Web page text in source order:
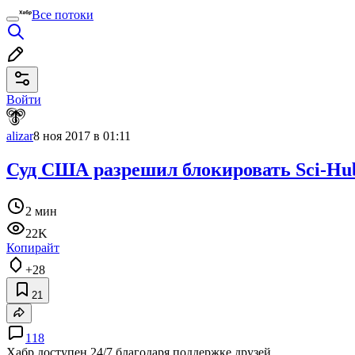
Все потоки
Войти
alizar8 ноя 2017 в 01:11
Суд США разрешил блокировать Sci-
2 мин
22K
Копирайт
+28
21
118
Хабр доступен 24/7 благодаря поддержке друзей